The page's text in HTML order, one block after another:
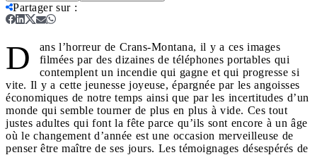
Partager sur:
D
ans l’horreur de Crans-Montana, il y a ces images
filmées par des dizaines de téléphones portables qui
contemplent un incendie qui gagne et qui progresse si
vite. Il y a cette jeunesse joyeuse, épargnée par les angoisses
économiques de notre temps ainsi que par les incertitudes d’un
monde qui semble tourner de plus en plus à vide. Ces tout
justes adultes qui font la fête parce qu’ils sont encore à un âge
où le changement d’année est une occasion merveilleuse de
penser être maître de ses jours. Les témoignages désespérés de